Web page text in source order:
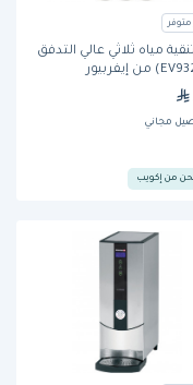
متوفر
مياه ثلاثي عالي التدفق
مجاني
من إكويب